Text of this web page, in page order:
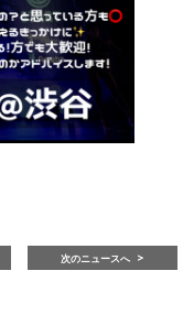
次のニュースへ